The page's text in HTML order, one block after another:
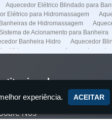
Aquecedor Elétrico Blindado para
Elétrico para Hidromassagem
de Hidromassagem
de Acionamento para Banheira
Banheira Hidro Aquecedor
Hidromassagem Aquecedores de
de Banheira Jacuzzi
Jacuzzi Manutenção de
Manutenção Predial
de Banheira no Frei Caneca
Nós
experiência. ACEITAR